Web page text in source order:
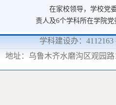
在家校领导，学校党
责人及6个学科所在学院
学科建设办：
地址： 乌鲁木齐水磨沟区观园